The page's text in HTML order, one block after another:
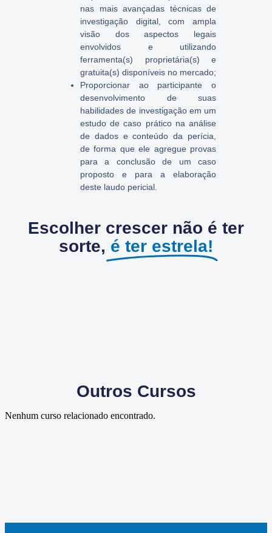
nas mais avançadas técnicas de
investigação digital, com ampla
visão dos aspectos legais
envolvidos e utilizando
ferramenta(s) proprietária(s) e
gratuita(s) disponíveis no mercado;
Proporcionar ao participante o
desenvolvimento de suas
habilidades de investigação em um
estudo de caso prático na análise
de dados e conteúdo da perícia,
de forma que ele agregue provas
para a conclusão de um caso
proposto e para a elaboração
deste laudo pericial.
Escolher crescer não é ter
sorte, é ter estrela!
Outros Cursos
Nenhum curso relacionado encontrado.